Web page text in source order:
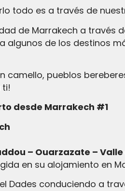
todo es a través de
de Marrakech a través
algunos de los destinos
camello, pueblos
ti!
desde Marrakech #1
– Ouarzazate –
en su alojamiento en
Dades conduciendo a